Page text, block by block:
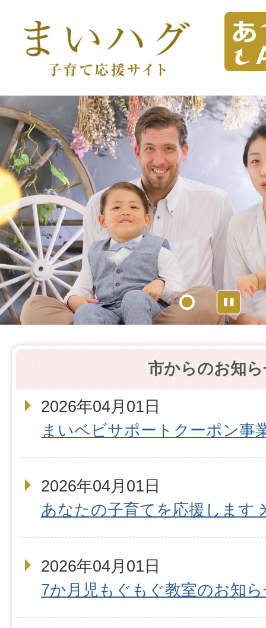
1
市からのお知
2026年04月01日
まいベビサポートクーポン事
2026年04月01日
あなたの子育てを応援します
2026年04月01日
7か月児もぐもぐ教室のお知